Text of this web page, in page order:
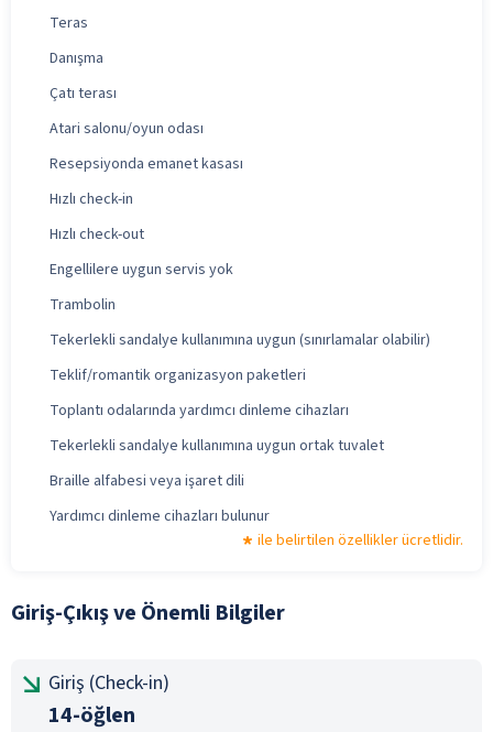
Teras
Danışma
Çatı terası
Atari salonu/oyun odası
Resepsiyonda emanet kasası
Hızlı check-in
Hızlı check-out
Engellilere uygun servis yok
Trambolin
Tekerlekli sandalye kullanımına uygun (sınırlamalar olabilir)
Teklif/romantik organizasyon paketleri
Toplantı odalarında yardımcı dinleme cihazları
Tekerlekli sandalye kullanımına uygun ortak tuvalet
Braille alfabesi veya işaret dili
Yardımcı dinleme cihazları bulunur
ile belirtilen özellikler ücretlidir.
Giriş-Çıkış ve Önemli Bilgiler
Giriş (Check-in)
14-öğlen